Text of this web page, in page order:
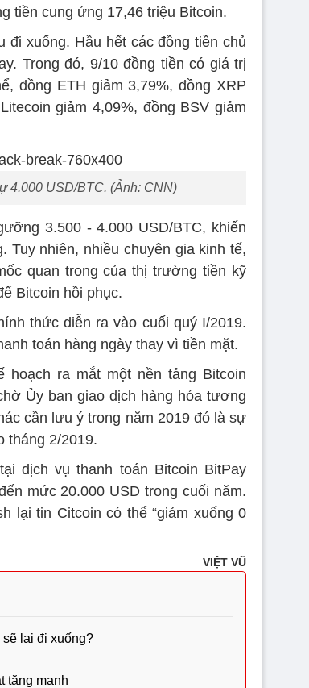
tiền cung ứng 17,46 triệu Bitcoin.
đi xuống. Hầu hết các đồng tiền chủ
Trong đó, 9/10 đồng tiền có giá trị
đồng ETH giảm 3,79%, đồng XRP
giảm 4,09%, đồng BSV giảm
4.000 USD/BTC. (Ảnh: CNN)
3.500 - 4.000 USD/BTC, khiến
nhiên, nhiều chuyên gia kinh tế,
quan trong của thị trường tiền kỹ
Bitcoin hồi phục.
thức diễn ra vào cuối quý I/2019.
toán hàng ngày thay vì tiền mặt.
hoạch ra mắt một nền tảng Bitcoin
Ủy ban giao dịch hàng hóa tương
cần lưu ý trong năm 2019 đó là sự
tháng 2/2019.
dịch vụ thanh toán Bitcoin BitPay
mức 20.000 USD trong cuối năm.
lại tin Citcoin có thể “giảm xuống 0
VIỆT VŨ
lại đi xuống?
tăng mạnh